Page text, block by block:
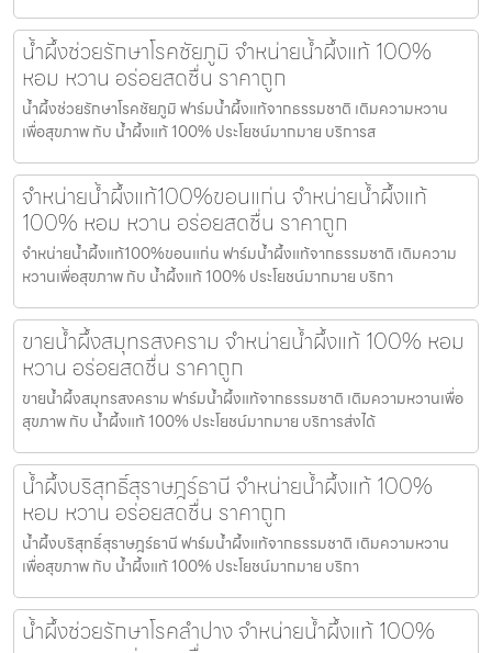
น้ำผึ้งช่วยรักษาโรคชัยภูมิ จำหน่ายน้ำผึ้งแท้ 100%
หอม หวาน อร่อยสดชื่น ราคาถูก
น้ำผึ้งช่วยรักษาโรคชัยภูมิ ฟาร์มน้ำผึ้งแท้จากธรรมชาติ เติมความหวาน
เพื่อสุขภาพ กับ น้ำผึ้งแท้ 100% ประโยชน์มากมาย บริการส
จำหน่ายน้ำผึ้งแท้100%ขอนแก่น จำหน่ายน้ำผึ้งแท้
100% หอม หวาน อร่อยสดชื่น ราคาถูก
จำหน่ายน้ำผึ้งแท้100%ขอนแก่น ฟาร์มน้ำผึ้งแท้จากธรรมชาติ เติมความ
หวานเพื่อสุขภาพ กับ น้ำผึ้งแท้ 100% ประโยชน์มากมาย บริกา
ขายน้ำผึ้งสมุทรสงคราม จำหน่ายน้ำผึ้งแท้ 100% หอม
หวาน อร่อยสดชื่น ราคาถูก
ขายน้ำผึ้งสมุทรสงคราม ฟาร์มน้ำผึ้งแท้จากธรรมชาติ เติมความหวานเพื่อ
สุขภาพ กับ น้ำผึ้งแท้ 100% ประโยชน์มากมาย บริการส่งได้
น้ำผึ้งบริสุทธิ์สุราษฎร์ธานี จำหน่ายน้ำผึ้งแท้ 100%
หอม หวาน อร่อยสดชื่น ราคาถูก
น้ำผึ้งบริสุทธิ์สุราษฎร์ธานี ฟาร์มน้ำผึ้งแท้จากธรรมชาติ เติมความหวาน
เพื่อสุขภาพ กับ น้ำผึ้งแท้ 100% ประโยชน์มากมาย บริกา
น้ำผึ้งช่วยรักษาโรคลำปาง จำหน่ายน้ำผึ้งแท้ 100%